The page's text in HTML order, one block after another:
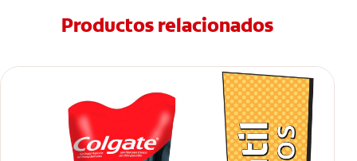
Productos relacionados